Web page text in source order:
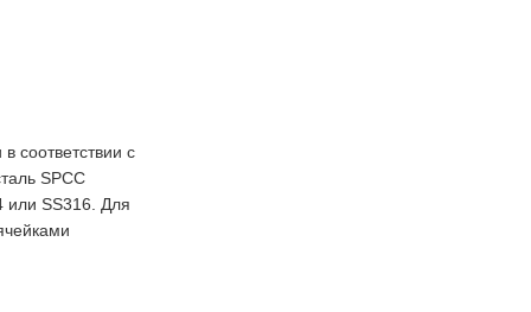
соответствии с
SPCC
или SS316. Для